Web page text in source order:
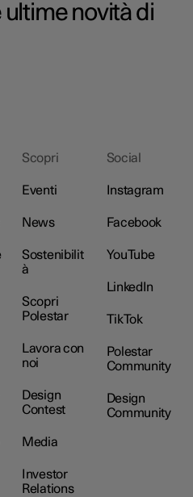
novità di
Scopri
Eventi
News
Sostenibilit
à
Scopri
Polestar
Lavora con
noi
Design
Contest
Media
Investor
Relations
Social
Instagram
Facebook
YouTube
LinkedIn
TikTok
Polestar
Community
Design
Community